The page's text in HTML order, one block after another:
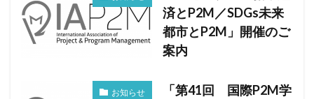
済とP2M／SDGs未来
都市とP2M」開催のご
案内
お知らせ
「第41回 国際P2M学